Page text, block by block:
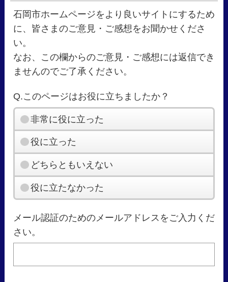
石岡市ホームページをより良いサイトにするため
に、皆さまのご意見・ご感想をお聞かせくださ
い。
なお、この欄からのご意見・ご感想には返信でき
ませんのでご了承ください。
Q.このページはお役に立ちましたか？
非常に役に立った
役に立った
どちらともいえない
役に立たなかった
メール認証のためのメールアドレスをご入力くだ
さい。